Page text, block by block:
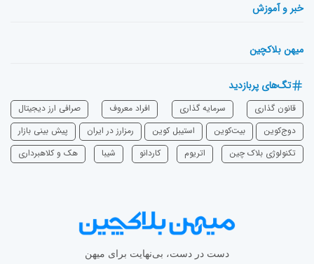
خبر و آموزش
میهن بلاکچین
تگ‌های پربازدید
قانون گذاری سرمایه‌ گذاری افراد معروف
صرافی ارز دیجیتال
دوج‌کوین
بیت‌کوین استیبل کوین رمزارز در ایران
پیش بینی بازار
تکنولوژی بلاک چین
اتریوم ‌کاردانو شیبا هک و کلاهبرداری
دست در دست، بی‌نهایت برای میهن